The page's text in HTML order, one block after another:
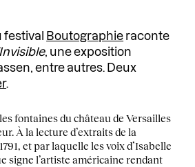
festival Boutographie raconte
, une exposition
entre autres. Deux
.
fontaines du château de Versailles
À la lecture d’extraits de la
et par laquelle les voix d’Isabelle
signe l’artiste américaine rendant